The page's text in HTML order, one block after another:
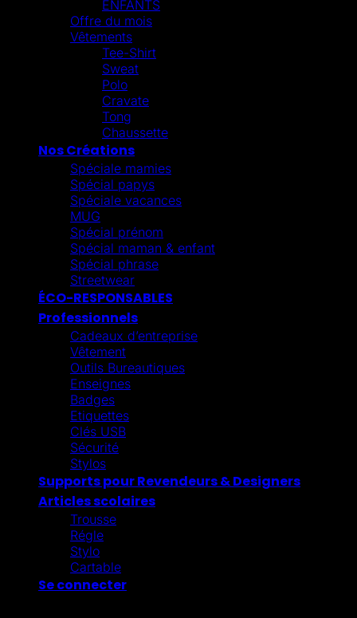
ENFANTS
Offre du mois
Vêtements
Tee-Shirt
Sweat
Polo
Cravate
Tong
Chaussette
Nos Créations
Spéciale mamies
Spécial papys
Spéciale vacances
MUG
Spécial prénom
Spécial maman & enfant
Spécial phrase
Streetwear
ÉCO-RESPONSABLES
Professionnels
Cadeaux d’entreprise
Vêtement
Outils Bureautiques
Enseignes
Badges
Etiquettes
Clés USB
Sécurité
Stylos
Supports pour Revendeurs & Designers
Articles scolaires
Trousse
Régle
Stylo
Cartable
Se connecter